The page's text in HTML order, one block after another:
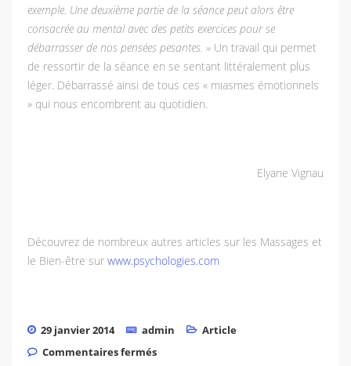
exemple. Une deuxième partie de la séance peut alors être
consacrée au mental avec des petits exercices pour se
débarrasser de nos pensées pesantes. » Un travail qui permet
de ressortir de la séance en se sentant littéralement plus
léger. Débarrassé ainsi de tous ces « miasmes émotionnels
» qui nous encombrent au quotidien.
Elyane Vignau
Découvrez de nombreux autres articles sur les Massages et
le Bien-être sur www.psychologies.com
29 janvier 2014 admin
Article
Commentaires ferméssur Les massages revitalisants